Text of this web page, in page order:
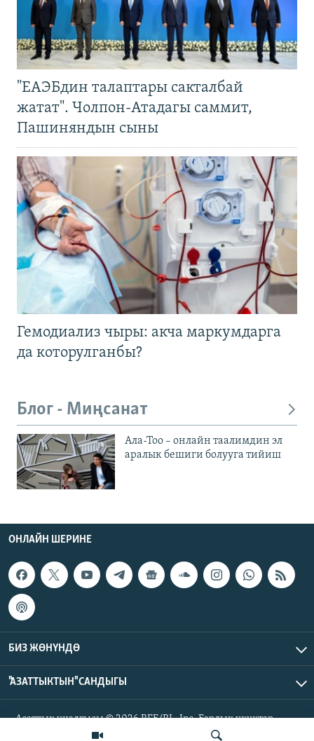
"ЕАЭБдин талаптары сакталбай
жатат". Чолпон-Атадагы саммит,
Пашиняндын сыны
Гемодиализ чыры: акча маркумдарга
да которулганбы?
Блог - Миңсанат
Ала-Тоо – онлайн таалимдин эл
аралык бешиги болууга тийиш
ОНЛАЙН ШЕРИНЕ
БИЗ ЖӨНҮНДӨ
"АЗАТТЫКТЫН" САНДЫГЫ
Азаттык үналгысы © 2026 RFE/RL, Inc. Бардык укуктар